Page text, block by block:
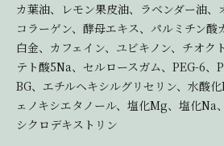
カ葉油、レモン果皮油、ラベンダー油
コラーゲン、酵母エキス、パルミチン酸
白金、カフェイン、ユビキノン、チオク
テト酸5Na、セルロースガム、PEG-6、
BG、エチルヘキシルグリセリン、水酸
ェノキシエタノール、塩化Mg、塩化Na
シクロデキストリン